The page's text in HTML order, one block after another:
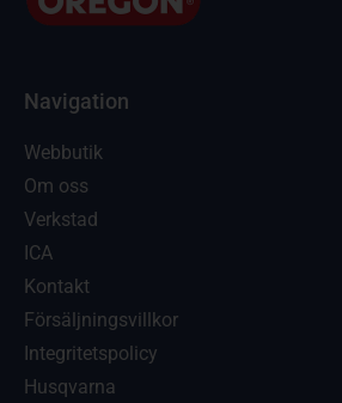
Navigation
Webbutik
Om oss
Verkstad
ICA
Kontakt
Försäljningsvillkor
Integritetspolicy
Husqvarna